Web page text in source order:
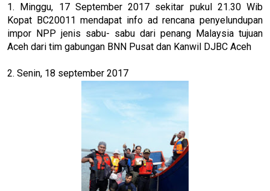
1. Minggu, 17 September 2017 sekitar pukul 21.30 Wib
Kopat BC20011 mendapat info ad rencana penyelundupan
impor NPP jenis sabu- sabu dari penang Malaysia tujuan
Aceh dari tim gabungan BNN Pusat dan Kanwil DJBC Aceh
2. Senin, 18 september 2017